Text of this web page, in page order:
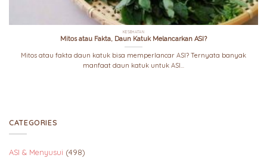
KESEHATAN
Mitos atau Fakta, Daun Katuk Melancarkan ASI?
Mitos atau fakta daun katuk bisa memperlancar ASI? Ternyata banyak
manfaat daun katuk untuk ASI...
CATEGORIES
ASI & Menyusui (498)